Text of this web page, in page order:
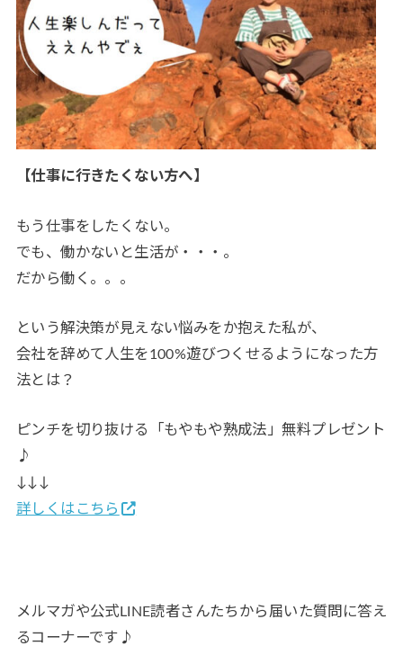
【仕事に行きたくない方へ】
もう仕事をしたくない。
でも、働かないと生活が・・・。
だから働く。。。
という解決策が見えない悩みをか抱えた私が、
会社を辞めて人生を100%遊びつくせるようになった方
法とは？
ピンチを切り抜ける「もやもや熟成法」無料プレゼント
♪
↓↓↓
詳しくはこちら
メルマガや公式LINE読者さんたちから届いた質問に答え
るコーナーです♪